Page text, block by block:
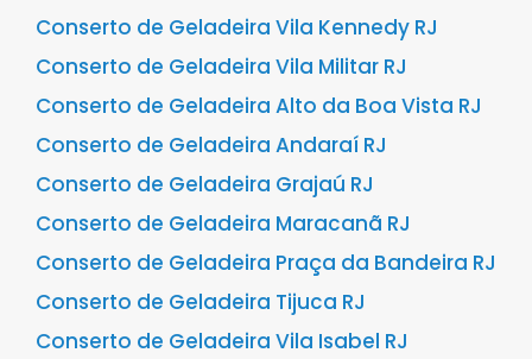
Conserto de Geladeira Vila Kennedy RJ
Conserto de Geladeira Vila Militar RJ
Conserto de Geladeira Alto da Boa Vista RJ
Conserto de Geladeira Andaraí RJ
Conserto de Geladeira Grajaú RJ
Conserto de Geladeira Maracanã RJ
Conserto de Geladeira Praça da Bandeira RJ
Conserto de Geladeira Tijuca RJ
Conserto de Geladeira Vila Isabel RJ